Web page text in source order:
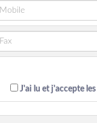
J'ai lu et j'accepte les